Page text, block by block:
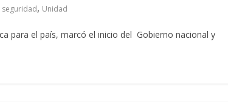
seguridad, Unidad
para el país, marcó el inicio del Gobierno nacional y